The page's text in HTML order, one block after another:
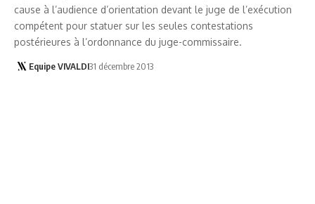
cause à l’audience d’orientation devant le juge de l’exécution
compétent pour statuer sur les seules contestations
postérieures à l’ordonnance du juge-commissaire.
Equipe VIVALDI31 décembre 2013